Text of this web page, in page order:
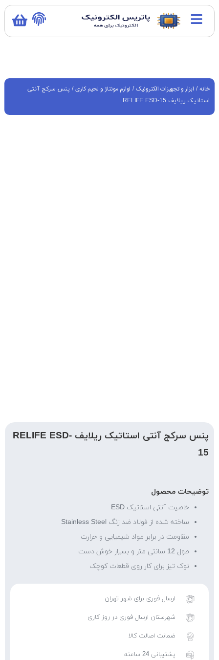
خانه/ ابزار و تجهیزات الکترونیک/ لوازم مونتاژ و لحیم کاری/ پنس سرکج آنتی
استاتیک ریلایف RELIFE ESD-15
پنس سرکج آنتی استاتیک ریلایف RELIFE ESD-
15
توضیحات محصول
خاصیت آنتی استاتیک ESD
ساخته شده از فولاد ضد زنگ Stainless Steel
مقاومت در برابر مواد شیمیایی و حرارت
طول 12 سانتی متر و بسیار خوش دست
نوک تیز برای کار روی قطعات کوچک
ارسال فوری برای شهر تهران
شهرستان ارسال فوری در روز کاری
ضمانت اصالت کالا
پشتیبانی 24 ساعته